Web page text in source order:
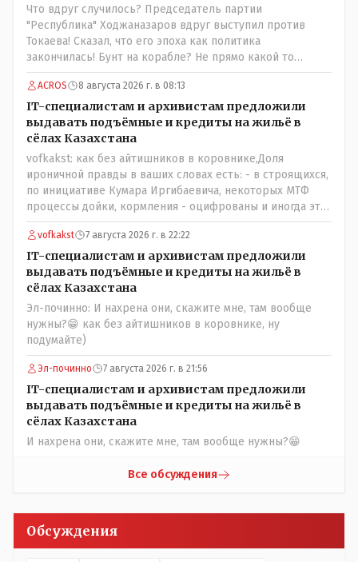
вкусней остальных, но самый вкусный хлеб в совхозных
пекарнях; мясо - русское, белоруское не вкусное- наше
значительно вкусней и натуральное Цитата:///В
финансовой столице республики все дешевле./// Что
правда то правда: - там продкты и фрукты-овощи
дешевле и услуги тамады, певцов тоже и провести той
на 250-300 человек там обойдётся в разы дешевле чем в
Костанае. Цитата:///Кому доверять?/// Только себе: - за
что боролись на то и напоролись- хотели капитализм,
захотели жить в коммунизме где был принцип:
"....человек человеку- брат...."
Что вдруг случилось? Председатель партии
"Республика" Ходжаназаров вдруг выступил против
Токаева! Сказал, что его эпоха как политика
закончилась! Бунт на корабле? Не прямо какой то
правдолюб вдруг выступил! Может он инопланетянин?
Появился неизвестно откуда, отжал у бывшего
всесильного Розинова целый холдинг и теперь против
президента выступает! Вот ни капельки ему не поверю,
что он действует в интересах страны, про народ уже и
не говорю! Опять какие то закулисные игры?
ACROS 8 августа 2026 г. в 08:13
IT-специалистам и архивистам предложили
выдавать подъёмные и кредиты на жильё в
сёлах Казахстана
vofkakst: как без айтишников в коровнике,Доля
ироничной правды в ваших словах есть: - в строящихся,
по инициативе Кумара Иргибаевича, некоторых МТФ
процессы дойки, кормления - оцифрованы и иногда эти
программы дают сбой - и тогда они нужны, хотя я
насколько в курсе своей комьютерной безграмотности
- все эти вопросы можно решать и устранять эти сбои и
удалённо - лёжа на диване, в городе. Но, этих
современных и оцифрованных МТФ критично мало для
массового переезда лохматых и обкуренных молодых
ребят из города в село, да и те МТФ я по опыту
подозреваю, скоро перейдут на обслуживание с
помошью кувалды, китайского скотча, алюминевой
проволоки и русского мата. Вот где работать в селе
именно АРХИВАРИУСАМ - понятие не имею- допустим
все мои архивы по работе и по семейной жизни -
помещаются в одну дешёвую китайскую флешку
Впрочем, не надо гадать: - это замутили УМНЫЕ люди
наверняка они знают что делают.
vofkakst 7 августа 2026 г. в 22:22
IT-специалистам и архивистам предложили
выдавать подъёмные и кредиты на жильё в
сёлах Казахстана
Эл-починно: И нахрена они, скажите мне, там вообще
нужны?😁 как без айтишников в коровнике, ну
подумайте)
Эл-починно 7 августа 2026 г. в 21:56
IT-специалистам и архивистам предложили
выдавать подъёмные и кредиты на жильё в
сёлах Казахстана
И нахрена они, скажите мне, там вообще нужны?😁
Все обсуждения
Обсуждения